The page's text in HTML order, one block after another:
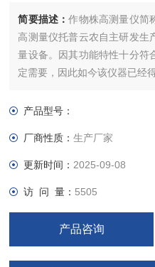
简要描述：作物株高测量仪简
高测量仪托普云农自主研发生
量设备。因其功能特性十分符
定需要，因此如今该仪器已经
产品型号：
厂商性质：生产厂家
更新时间： 2025-09-08
访 问 量： 5505
产品咨询